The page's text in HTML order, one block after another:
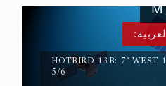
HOTBIRD 13B: 7° WEST
5/6